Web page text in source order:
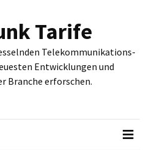
Tarife
Telekommunikations-
Entwicklungen und
Branche erforschen.